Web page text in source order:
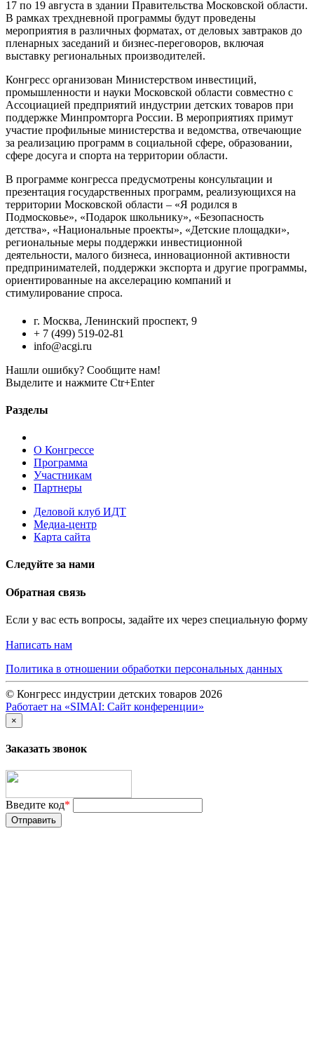
17 по 19 августа в здании Правительства Московской области.
В рамках трехдневной программы будут проведены
мероприятия в различных форматах, от деловых завтраков до
пленарных заседаний и бизнес-переговоров, включая
выставку региональных производителей.
Конгресс организован Министерством инвестиций,
промышленности и науки Московской области совместно с
Ассоциацией предприятий индустрии детских товаров при
поддержке Минпромторга России. В мероприятиях примут
участие профильные министерства и ведомства, отвечающие
за реализацию программ в социальной сфере, образовании,
сфере досуга и спорта на территории области.
В программе конгресса предусмотрены консультации и
презентация государственных программ, реализующихся на
территории Московской области – «Я родился в
Подмосковье», «Подарок школьнику», «Безопасность
детства», «Национальные проекты», «Детские площадки»,
региональные меры поддержки инвестиционной
деятельности, малого бизнеса, инновационной активности
предпринимателей, поддержки экспорта и другие программы,
ориентированные на акселерацию компаний и
стимулирование спроса.
г. Москва, Ленинский проспект, 9
+ 7 (499) 519-02-81
info@acgi.ru
Нашли ошибку? Сообщите нам!
Выделите и нажмите Ctr+Enter
Разделы
О Конгрессе
Программа
Участникам
Партнеры
Деловой клуб ИДТ
Медиа-центр
Карта сайта
Следуйте за нами
Обратная связь
Если у вас есть вопросы, задайте их через специальную форму
Написать нам
Политика в отношении обработки персональных данных
© Конгресс индустрии детских товаров 2026
Работает на «SIMAI: Сайт конференции»
×
Заказать звонок
Введите код*
Отправить